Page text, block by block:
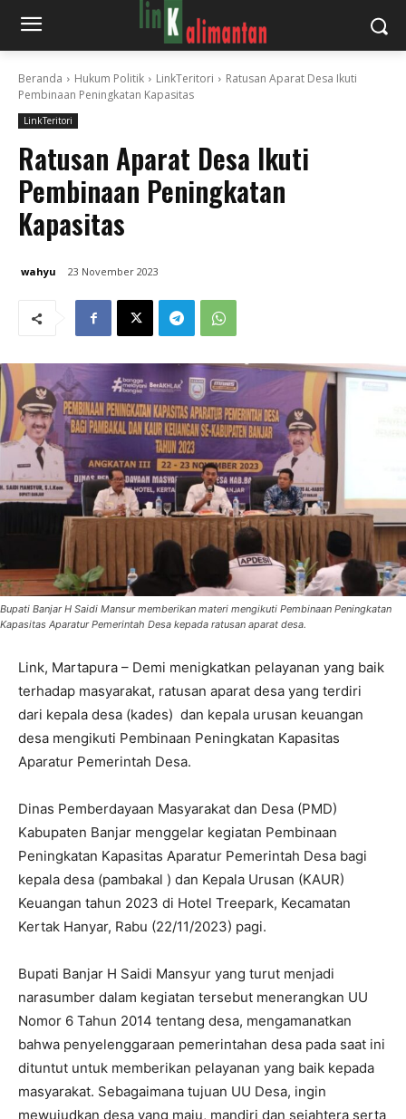
Beranda Hukum Politik LinkTeritori
Ratusan Aparat Desa Ikuti
Pembinaan Peningkatan Kapasitas
LinkTeritori
Ratusan Aparat Desa Ikuti
Pembinaan Peningkatan
Kapasitas
wahyu 23 November 2023
Bupati Banjar H Saidi Mansur memberikan materi mengikuti Pembinaan Peningkatan
Kapasitas Aparatur Pemerintah Desa kepada ratusan aparat desa.
Link, Martapura – Demi menigkatkan pelayanan yang baik
terhadap masyarakat, ratusan aparat desa yang terdiri
dari kepala desa (kades) dan kepala urusan keuangan
desa mengikuti Pembinaan Peningkatan Kapasitas
Aparatur Pemerintah Desa.
Dinas Pemberdayaan Masyarakat dan Desa (PMD)
Kabupaten Banjar menggelar kegiatan Pembinaan
Peningkatan Kapasitas Aparatur Pemerintah Desa bagi
kepala desa (pambakal ) dan Kepala Urusan (KAUR)
Keuangan tahun 2023 di Hotel Treepark, Kecamatan
Kertak Hanyar, Rabu (22/11/2023) pagi.
Bupati Banjar H Saidi Mansyur yang turut menjadi
narasumber dalam kegiatan tersebut menerangkan UU
Nomor 6 Tahun 2014 tentang desa, mengamanatkan
bahwa penyelenggaraan pemerintahan desa pada saat ini
dituntut untuk memberikan pelayanan yang baik kepada
masyarakat. Sebagaimana tujuan UU Desa, ingin
mewujudkan desa yang maju, mandiri dan sejahtera serta